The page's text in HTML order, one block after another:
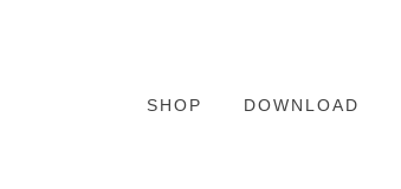
SHOP DOWNLOAD